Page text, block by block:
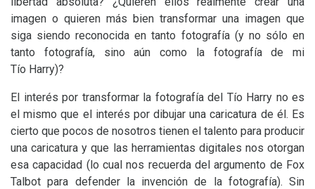
imagen o quieren más bien transformar una imagen que
siga siendo reconocida en tanto fotografía (y no sólo en
tanto fotografía, sino aún como la fotografía de mi
Tío Harry)?
El interés por transformar la fotografía del Tío Harry no es
el mismo que el interés por dibujar una caricatura de él. Es
cierto que pocos de nosotros tienen el talento para producir
una caricatura y que las herramientas digitales nos otorgan
esa capacidad (lo cual nos recuerda del argumento de Fox
Talbot para defender la invención de la fotografía). Sin